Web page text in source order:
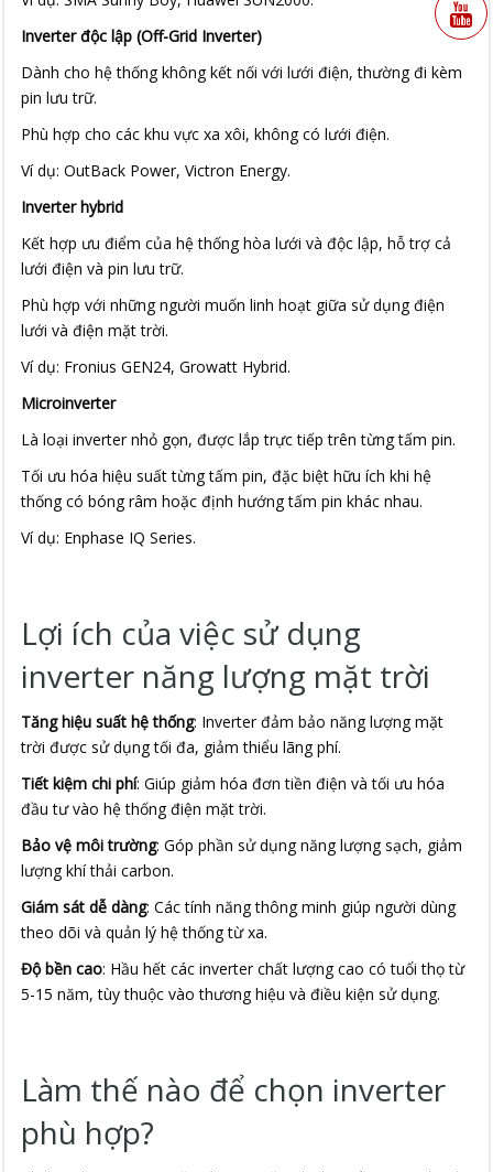
Inverter độc lập (Off-Grid Inverter)
Dành cho hệ thống không kết nối với lưới điện, thường đi kèm
pin lưu trữ.
Phù hợp cho các khu vực xa xôi, không có lưới điện.
Ví dụ: OutBack Power, Victron Energy.
Inverter hybrid
Kết hợp ưu điểm của hệ thống hòa lưới và độc lập, hỗ trợ cả
lưới điện và pin lưu trữ.
Phù hợp với những người muốn linh hoạt giữa sử dụng điện
lưới và điện mặt trời.
Ví dụ: Fronius GEN24, Growatt Hybrid.
Microinverter
Là loại inverter nhỏ gọn, được lắp trực tiếp trên từng tấm pin.
Tối ưu hóa hiệu suất từng tấm pin, đặc biệt hữu ích khi hệ
thống có bóng râm hoặc định hướng tấm pin khác nhau.
Ví dụ: Enphase IQ Series.
Lợi ích của việc sử dụng
inverter năng lượng mặt trời
Tăng hiệu suất hệ thống: Inverter đảm bảo năng lượng mặt
trời được sử dụng tối đa, giảm thiểu lãng phí.
Tiết kiệm chi phí: Giúp giảm hóa đơn tiền điện và tối ưu hóa
đầu tư vào hệ thống điện mặt trời.
Bảo vệ môi trường: Góp phần sử dụng năng lượng sạch, giảm
lượng khí thải carbon.
Giám sát dễ dàng: Các tính năng thông minh giúp người dùng
theo dõi và quản lý hệ thống từ xa.
Độ bền cao: Hầu hết các inverter chất lượng cao có tuổi thọ từ
5-15 năm, tùy thuộc vào thương hiệu và điều kiện sử dụng.
Làm thế nào để chọn inverter
phù hợp?